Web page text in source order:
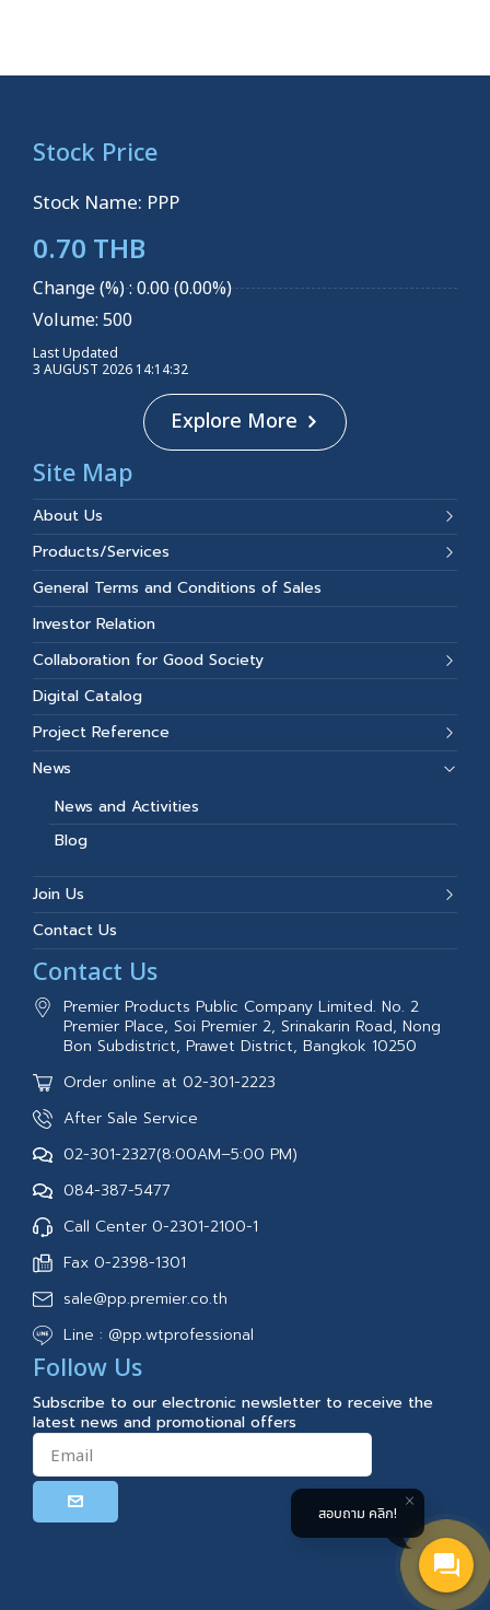
Stock Price
Stock Name: PPP
0.70 THB
Change (%) : 0.00 (0.00%)
Volume: 500
Last Updated
3 AUGUST 2026 14:14:32
Explore More
Site Map
About Us
Products/Services
General Terms and Conditions of Sales
Investor Relation
Collaboration for Good Society
Digital Catalog
Project Reference
News
News and Activities
Blog
Join Us
Contact Us
Contact Us
Premier Products Public Company Limited. No. 2
Premier Place, Soi Premier 2, Srinakarin Road, Nong
Bon Subdistrict, Prawet District, Bangkok 10250
Order online at 02-301-2223
After Sale Service
02-301-2327(8:00AM–5:00 PM)
084-387-5477
Call Center 0-2301-2100-1
Fax 0-2398-1301
sale@pp.premier.co.th
Line : @pp.wtprofessional
Follow Us
Subscribe to our electronic newsletter to receive the
latest news and promotional offers
สอบถาม คลิก!